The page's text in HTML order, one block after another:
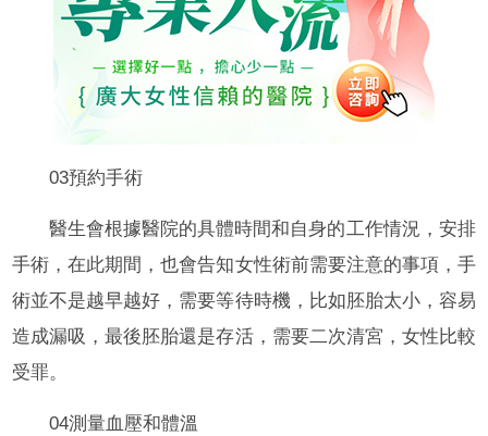
03預約手術
醫生會根據醫院的具體時間和自身的工作情況，安排
手術，在此期間，也會告知女性術前需要注意的事項，手
術並不是越早越好，需要等待時機，比如胚胎太小，容易
造成漏吸，最後胚胎還是存活，需要二次清宮，女性比較
受罪。
04測量血壓和體溫